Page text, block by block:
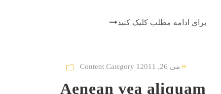
برای ادامه مطلب کلیک کنید
می 26, 2011 Content Category 1
Aenean vea aliquam